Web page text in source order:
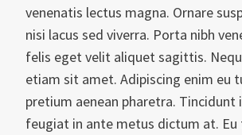
venenatis lectus magna. Ornare
nisi lacus sed viverra. Porta nibh
felis eget velit aliquet sagittis.
etiam sit amet. Adipiscing enim eu
pretium aenean pharetra. Tincidunt
feugiat in ante metus dictum at.